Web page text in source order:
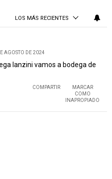
LOS MÁS RECIENTES
AGOSTO DE 2024
lanzini vamos a bodega de
COMPARTIR
MARCAR
COMO
INAPROPIADO